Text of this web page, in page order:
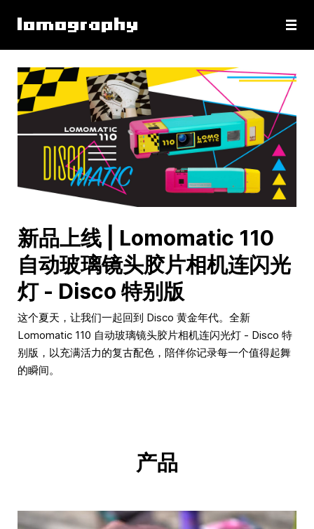
新品上线 | Lomomatic 110
自动玻璃镜头胶片相机连闪光
灯 - Disco 特别版
这个夏天，让我们一起回到 Disco 黄金年代。全新
Lomomatic 110 自动玻璃镜头胶片相机连闪光灯 - Disco 特
别版，以充满活力的复古配色，陪伴你记录每一个值得起舞
的瞬间。
产品